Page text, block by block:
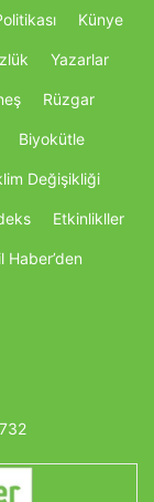
Künye
Yazarlar
Rüzgar
Biyokütle
Değişikliği
Etkinlikller
Haber’den